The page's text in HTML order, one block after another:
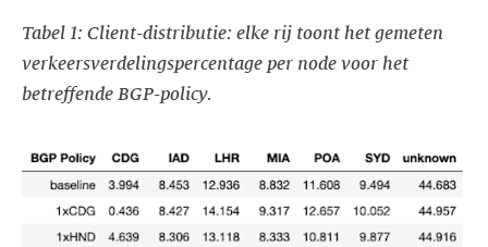
Tabel 1: Client-distributie: elke rij toont het gemeten
verkeersverdelingspercentage per node voor het
betreffende BGP-policy.